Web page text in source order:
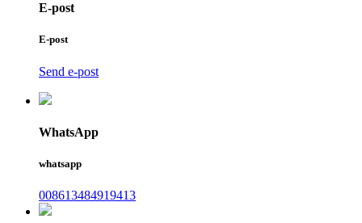
E-post
E-post
Send e-post
WhatsApp
whatsapp
008613484919413